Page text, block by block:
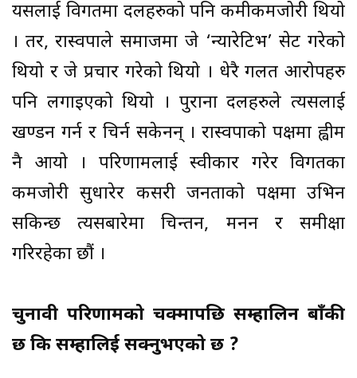
यसलाई विगतमा दलहरुको पनि कमीकमजोरी थियो
। तर, रास्वपाले समाजमा जे ‘न्यारेटिभ’ सेट गरेको
थियो र जे प्रचार गरेको थियो । धेरै गलत आरोपहरु
पनि लगाइएको थियो । पुराना दलहरुले त्यसलाई
खण्डन गर्न र चिर्न सकेनन् । रास्वपाको पक्षमा ह्वीम
नै आयो । परिणामलाई स्वीकार गरेर विगतका
कमजोरी सुधारेर कसरी जनताको पक्षमा उभिन
सकिन्छ त्यसबारेमा चिन्तन, मनन र समीक्षा
गरिरहेका छौं ।
चुनावी परिणामको चक्मापछि सम्हालिन बाँकी
छ कि सम्हालिई सक्नुभएको छ ?